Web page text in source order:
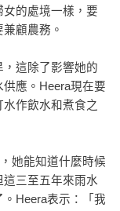
的處境一樣，要
顧農務。
這除了影響她的
應。Heera現在要
作飲水和煮食之
她能知道什麼時候
三至五年來雨水
Heera表示：「我